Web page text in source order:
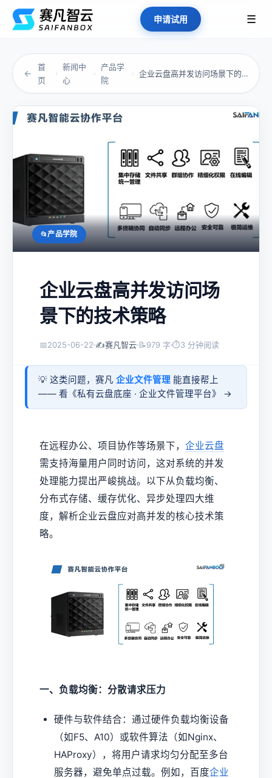
申请试用 ☰
←
首
页
›
新闻中
心
›
产品学
院
› 企业云盘高并发访问场景下的技术策略
产品学院
企业云盘高并发访问场
景下的技术策略
📅2025-06-22 ✍️赛凡智云 📝979 字 ⏱3 分钟阅读
💡 这类问题，赛凡 企业文件管理 能直接帮上
—— 看《私有云盘底座 · 企业文件管理平台》 →
在远程办公、项目协作等场景下， 企业云盘
需支持海量用户同时访问，这对系统的并发
处理能力提出严峻挑战。以下从负载均衡、
分布式存储、缓存优化、异步处理四大维
度，解析企业云盘应对高并发的核心技术策
略。
一、负载均衡：分散请求压力
硬件与软件结合：通过硬件负载均衡设备
（如F5、A10）或软件算法（如Nginx、
HAProxy），将用户请求均匀分配至多台
服务器，避免单点过载。例如，百度企业